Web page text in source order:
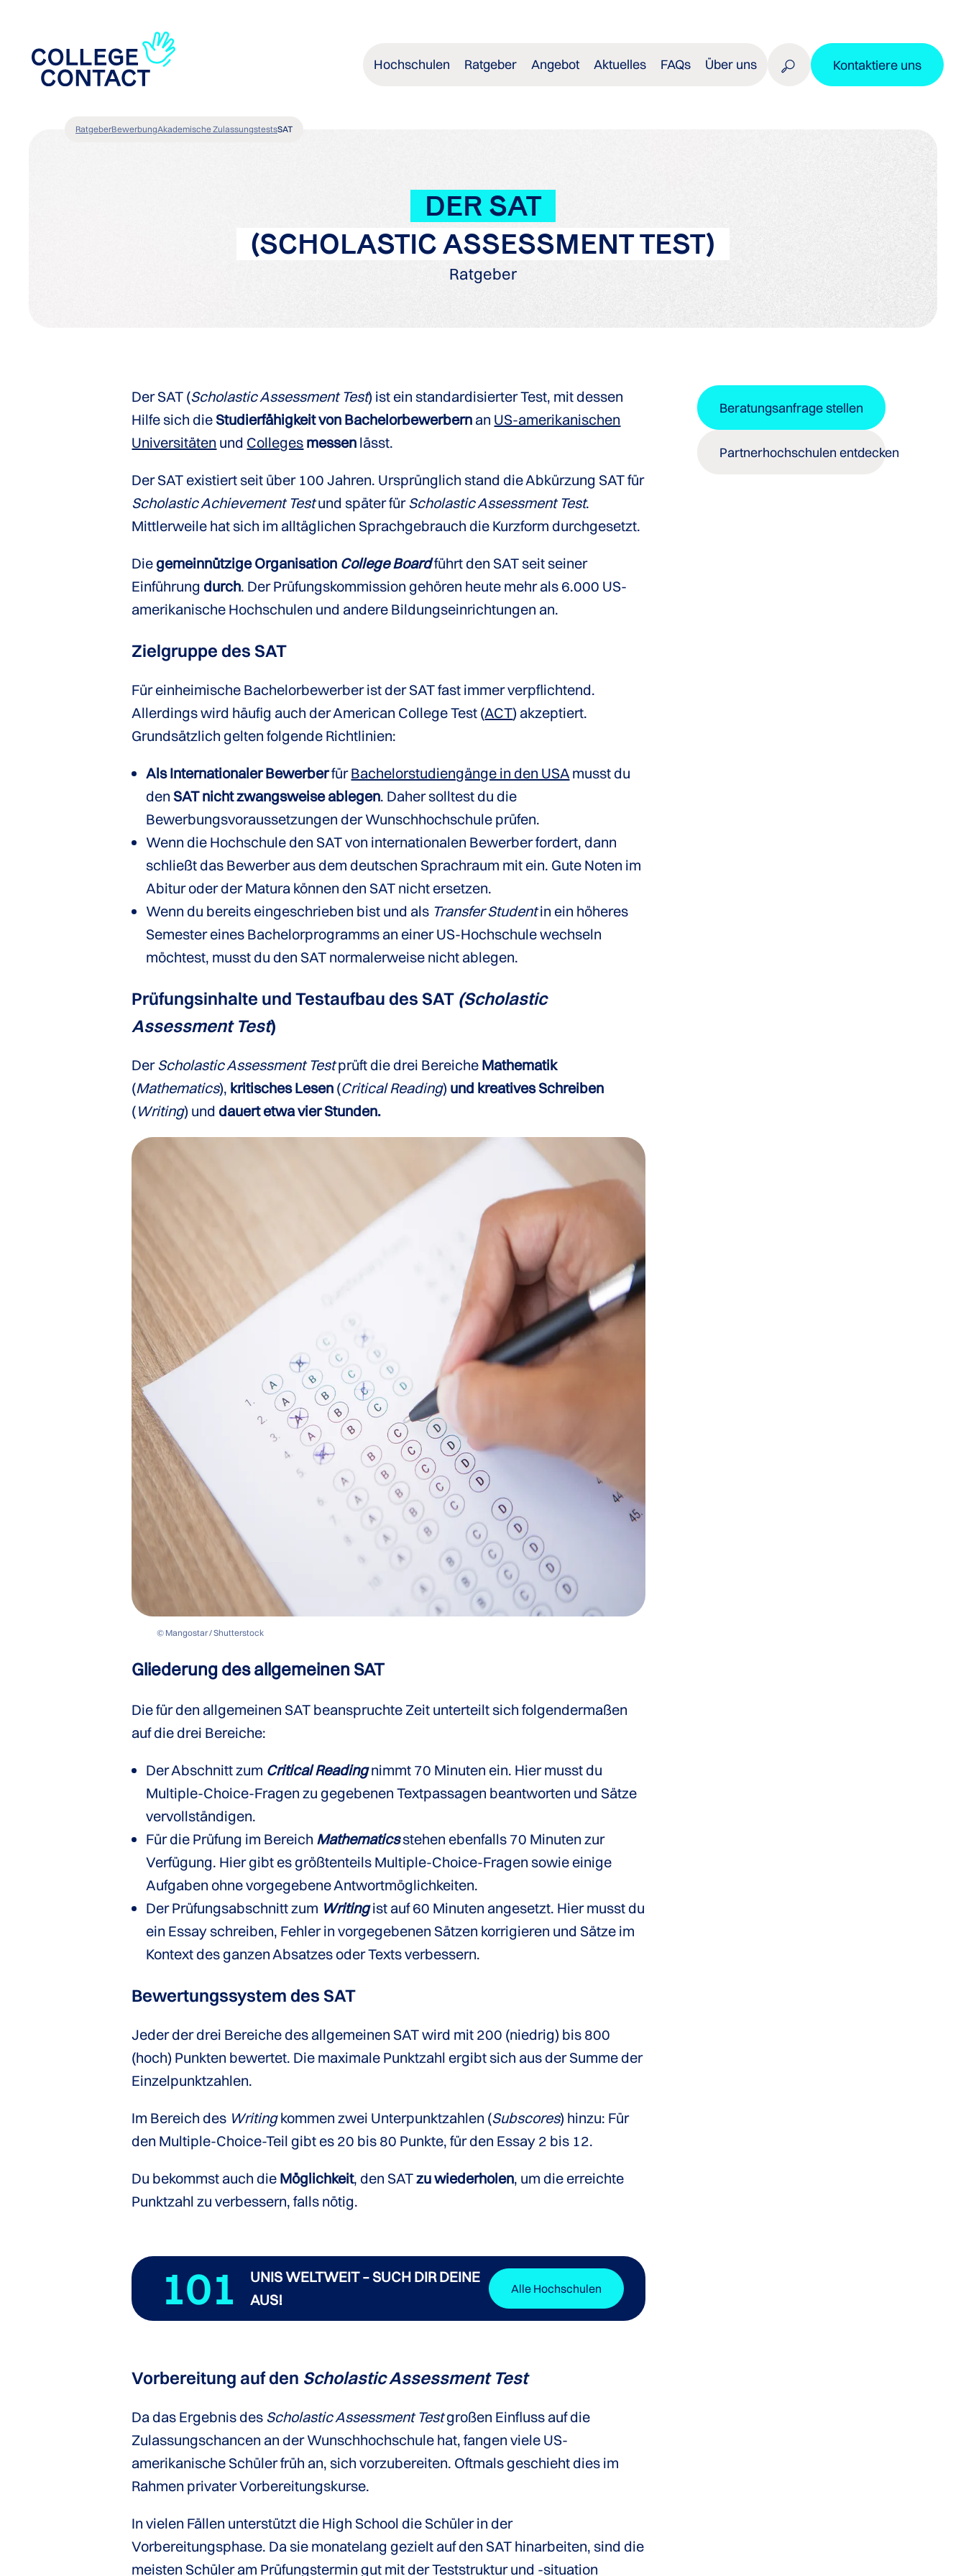
Hochschulen Ratgeber Angebot Aktuelles FAQs Über uns Kontaktiere uns
RatgeberBewerbungAkademische ZulassungstestsSAT
DER SAT
(SCHOLASTIC ASSESSMENT TEST)
Ratgeber
Der SAT (Scholastic Assessment Test) ist ein standardisierter Test, mit dessen
Hilfe sich dieStudierfähigkeit von Bachelorbewerbern an US-amerikanischen
Universitäten und Colleges messen lässt.
Der SAT existiert seit über 100 Jahren. Ursprünglich stand die Abkürzung SAT für
Scholastic Achievement Testund später fürScholastic Assessment Test.
Mittlerweile hat sich im alltäglichen Sprachgebrauch die Kurzform durchgesetzt.
Diegemeinnützige Organisation College Boardführt den SAT seit seiner
Einführungdurch. Der Prüfungskommission gehören heute mehr als 6.000 US-
amerikanische Hochschulen und andere Bildungseinrichtungen an.
Zielgruppe des SAT
Für einheimische Bachelorbewerber ist der SAT fast immer verpflichtend.
Allerdings wird häufig auch der American College Test (ACT) akzeptiert.
Grundsätzlich gelten folgende Richtlinien:
Als Internationaler BewerberfürBachelorstudiengänge in den USA musst du
denSAT nicht zwangsweise ablegen. Daher solltest du die
Bewerbungsvoraussetzungen der Wunschhochschule prüfen.
Wenn die Hochschule den SAT von internationalen Bewerber fordert, dann
schließt das Bewerber aus dem deutschen Sprachraum mit ein. Gute Noten im
Abitur oder der Matura können den SAT nicht ersetzen.
Wenn du bereits eingeschrieben bist und als Transfer Studentin ein höheres
Semester eines Bachelorprogramms an einer US-Hochschule wechseln
möchtest, musst du den SAT normalerweise nicht ablegen.
Prüfungsinhalte und Testaufbau des SAT (Scholastic
Assessment Test)
DerScholastic Assessment Testprüft die drei Bereiche Mathematik
(Mathematics), kritisches Lesen (Critical Reading) und kreatives Schreiben
(Writing) unddauert etwa vier Stunden.
© Mangostar / Shutterstock
Gliederung des allgemeinen SAT
Die für den allgemeinen SAT beanspruchte Zeit unterteilt sich folgendermaßen
auf die drei Bereiche:
Der Abschnitt zum Critical Readingnimmt 70 Minuten ein. Hier musst du
Multiple-Choice-Fragen zu gegebenen Textpassagen beantworten und Sätze
vervollständigen.
Für die Prüfung im Bereich Mathematicsstehen ebenfalls 70 Minuten zur
Verfügung. Hier gibt es größtenteils Multiple-Choice-Fragen sowie einige
Aufgaben ohne vorgegebene Antwortmöglichkeiten.
Der Prüfungsabschnitt zum Writingist auf 60 Minuten angesetzt. Hier musst du
ein Essay schreiben, Fehler in vorgegebenen Sätzen korrigieren und Sätze im
Kontext des ganzen Absatzes oder Texts verbessern.
Bewertungssystem des SAT
Jeder der drei Bereiche des allgemeinen SAT wird mit 200 (niedrig) bis 800
(hoch) Punkten bewertet. Die maximale Punktzahl ergibt sich aus der Summe der
Einzelpunktzahlen.
Im Bereich des Writingkommen zwei Unterpunktzahlen (Subscores) hinzu: Für
den Multiple-Choice-Teil gibt es 20 bis 80 Punkte, für den Essay 2 bis 12.
Du bekommst auch die Möglichkeit, den SATzu wiederholen, um die erreichte
Punktzahl zu verbessern, falls nötig.
101
UNIS WELTWEIT – SUCH DIR DEINE
AUS!
Alle Hochschulen
Vorbereitung auf den Scholastic Assessment Test
Da das Ergebnis des Scholastic Assessment Testgroßen Einfluss auf die
Zulassungschancen an der Wunschhochschule hat, fangen viele US-
amerikanische Schüler früh an, sich vorzubereiten. Oftmals geschieht dies im
Rahmen privater Vorbereitungskurse.
In vielen Fällen unterstützt die High School die Schüler in der
Vorbereitungsphase. Da sie monatelang gezielt auf den SAT hinarbeiten, sind die
meisten Schüler am Prüfungstermin gut mit der Teststruktur und -situation
Beratungsanfrage stellen
Partnerhochschulen entdecken